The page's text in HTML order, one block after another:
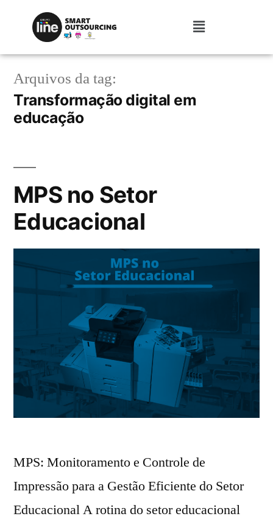
Arquivos da tag:
Transformação digital em
educação
MPS no Setor
Educacional
MPS: Monitoramento e Controle de
Impressão para a Gestão Eficiente do Setor
Educacional A rotina do setor educacional